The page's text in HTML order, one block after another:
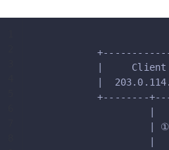
|     Client
|
+--------
                   | ①